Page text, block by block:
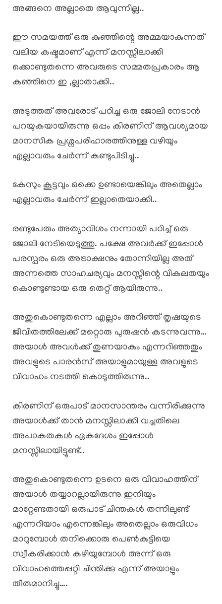
അങ്ങനെ അല്ലാതെ ആവുന്നില്ല..
ഈ സമയത്ത് ഒരു കുഞ്ഞിന്റെ അമ്മയാകുന്നത്
വലിയ കഷ്ടമാണ് എന്ന് മനസ്സിലാക്കി
ക്കൊണ്ടുതന്നെ അവരുടെ സമ്മതപ്രകാരം ആ
കുഞ്ഞിനെ ഇ ,ല്ലാതാക്കി..
അടുത്തത് അവരോട് പഠിച്ച ഒരു ജോലി നേടാൻ
പറയുകയായിരുന്നു ഒപ്പം കിരണിന് ആവശ്യമായ
മാനസിക പ്രശ്നപരിഹാരത്തിനുള്ള വഴിയും
എല്ലാവരും ചേർന്ന് കണ്ടുപിടിച്ചു..
കേസും കൂട്ടവും ഒക്കെ ഉണ്ടായെങ്കിലും അതെല്ലാം
എല്ലാവരും ചേർന്ന് ഇല്ലാതെയാക്കി..
രണ്ടുപേരും അത്യാവിശം നന്നായി പഠിച്ച് ഒരു
ജോലി നേടിയെടുത്തു. പക്ഷേ അവർക്ക് ഇപ്പോൾ
പരസ്പരം ഒരു അട്രാക്ഷനും തോന്നിയില്ല അത്
അന്നത്തെ സാഹചര്യവും മനസ്സിന്റെ വികലതയും
കൊണ്ടുണ്ടായ ഒരു തെറ്റ് ആയിരുന്നു..
അതുകൊണ്ടുതന്നെ എല്ലാം അറിഞ്ഞ് തൃഷയുടെ
ജീവിതത്തിലേക്ക് മറ്റൊരു പുരുഷൻ കടന്നുവന്നു…
അയാൾ അവൾക്ക് തുണയാകും എന്നറിഞ്ഞതും
അവളുടെ പാരൻസ് അയാളുമായുള്ള അവളുടെ
വിവാഹം നടത്തി കൊടുത്തിരുന്നു..
കിരണിന് ഒരുപാട് മാനസാന്തരം വന്നിരിക്കുന്നു
അയാൾക്ക് താൻ മനസ്സിലാക്കി വച്ചതിലെ
അപാകതകൾ ഏകദേശം ഇപ്പോൾ
മനസ്സിലായിട്ടുണ്ട്..
അതുകൊണ്ടുതന്നെ ഉടനെ ഒരു വിവാഹത്തിന്
അയാൾ തയ്യാറല്ലായിരുന്നു ഇനിയും
മാറ്റേണ്ടതായി ഒരുപാട് ചിന്തകൾ തന്നിലുണ്ട്
എന്നറിയാം എന്നെങ്കിലും അതെല്ലാം ഒരുവിധം
മാറുമ്പോൾ തനിക്കൊരു പെൺകുട്ടിയെ
സ്വീകരിക്കാൻ കഴിയുമ്പോൾ അന്ന് ഒരു
വിവാഹത്തെപ്പറ്റി ചിന്തിക്കു എന്ന് അയാളും
തീരുമാനിച്ചു….